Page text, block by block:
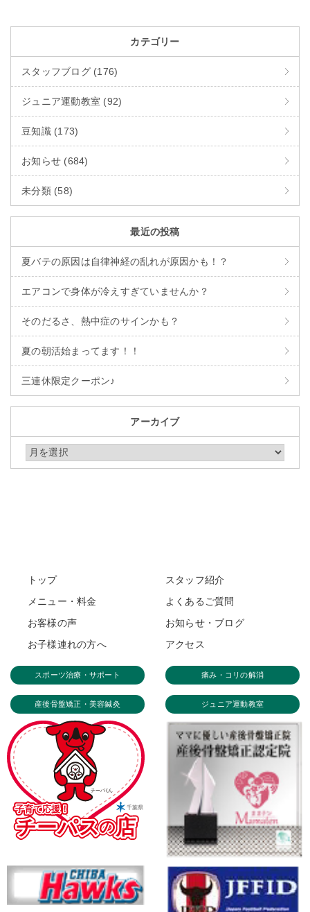
カテゴリー
スタッフブログ (176)
ジュニア運動教室 (92)
豆知識 (173)
お知らせ (684)
未分類 (58)
最近の投稿
夏バテの原因は自律神経の乱れが原因かも！？
エアコンで身体が冷えすぎていませんか？
そのだるさ、熱中症のサインかも？
夏の朝活始まってます！！
三連休限定クーポン♪
アーカイブ
アーカイブ
トップ
スタッフ紹介
メニュー・料金
よくあるご質問
お客様の声
お知らせ・ブログ
お子様連れの方へ
アクセス
スポーツ治療・サポート 痛み・コリの解消
産後骨盤矯正・美容鍼灸 ジュニア運動教室